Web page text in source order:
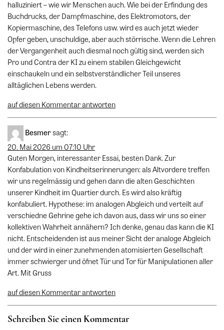
halluziniert – wie wir Menschen auch. Wie bei der Erfindung des
Buchdrucks, der Dampfmaschine, des Elektromotors, der
Kopiermaschine, des Telefons usw. wird es auch jetzt wieder
Opfer geben, unschuldige, aber auch störrische. Wenn die Lehren
der Vergangenheit auch diesmal noch gültig sind, werden sich
Pro und Contra der KI zu einem stabilen Gleichgewicht
einschaukeln und ein selbstverständlicher Teil unseres
alltäglichen Lebens werden.
auf diesen Kommentar antworten
Besmersagt:
20. Mai 2026 um 07:10 Uhr
Guten Morgen, interessanter Essai, besten Dank. Zur
Konfabulation von Kindheitserinnerungen: als Altvordere treffen
wir uns regelmässig und gehen dann die alten Geschichten
unserer Kindheit im Quartier durch. Es wird also kräftig
konfabuliert. Hypothese: im analogen Abgleich und verteilt auf
verschiedne Gehrine gehe ich davon aus, dass wir uns so einer
kollektiven Wahrheit annähern? Ich denke, genau das kann die KI
nicht. Entscheidenden ist aus meiner Sicht der analoge Abgleich
und der wird in einer zunehmenden atomisierten Gesellschaft
immer schwierger und öfnet Tür und Tor für Manipulationen aller
Art. Mit Gruss
auf diesen Kommentar antworten
Schreiben Sie einen Kommentar